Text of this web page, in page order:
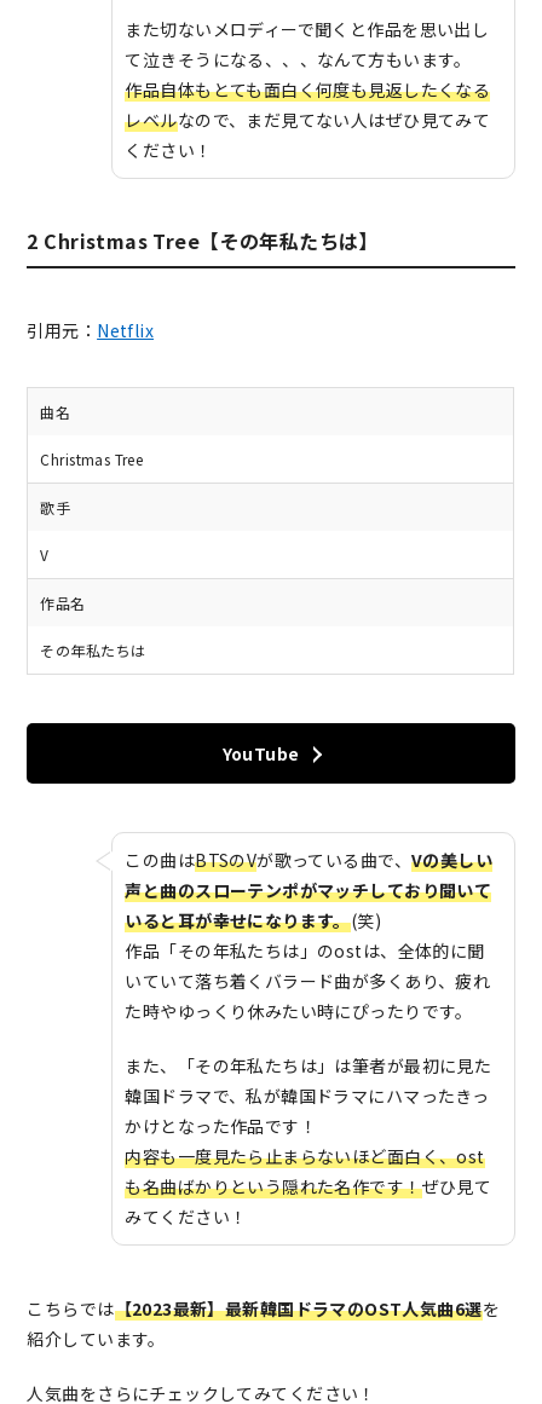
また切ないメロディーで聞くと作品を思い出し
て泣きそうになる、、、なんて方もいます。
作品自体もとても面白く何度も見返したくなる
レベルなので、まだ見てない人はぜひ見てみて
ください！
2 Christmas Tree【その年私たちは】
引用元： Netflix
曲名
Christmas Tree
歌手
V
作品名
その年私たちは
YouTube
この曲はBTSのVが歌っている曲で、 Vの美しい
声と曲のスローテンポがマッチしており聞いて
いると耳が幸せになります。(笑)
作品「その年私たちは」のostは、全体的に聞
いていて落ち着くバラード曲が多くあり、疲れ
た時やゆっくり休みたい時にぴったりです。
また、「その年私たちは」は筆者が最初に見た
韓国ドラマで、私が韓国ドラマにハマったきっ
かけとなった作品です！
内容も一度見たら止まらないほど面白く、ost
も名曲ばかりという隠れた名作です！ぜひ見て
みてください！
こちらでは【2023最新】最新韓国ドラマのOST人気曲6選を
紹介しています。
人気曲をさらにチェックしてみてください！